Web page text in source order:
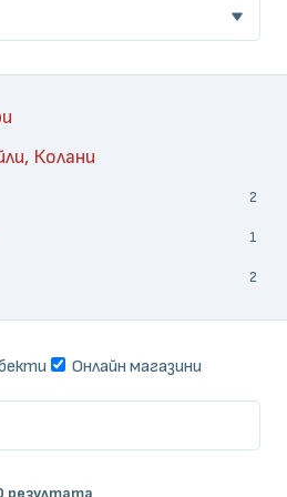
Колани
2
1
2
Онлайн магазини
резултата